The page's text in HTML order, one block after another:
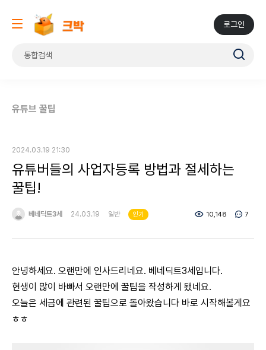
로그인
유튜브 꿀팁
2024.03.19 21:30
유튜버들의 사업자등록 방법과 절세하는
꿀팁!
베네딕트3세 24.03.19 일반 인기 10,148 7
안녕하세요. 오랜만에 인사드리네요. 베네딕트3세입니다.
현생이 많이 바빠서 오랜만에 꿀팁을 작성하게 됐네요.
오늘은 세금에 관련된 꿀팁으로 돌아왔습니다 바로 시작해볼게요
ㅎㅎ